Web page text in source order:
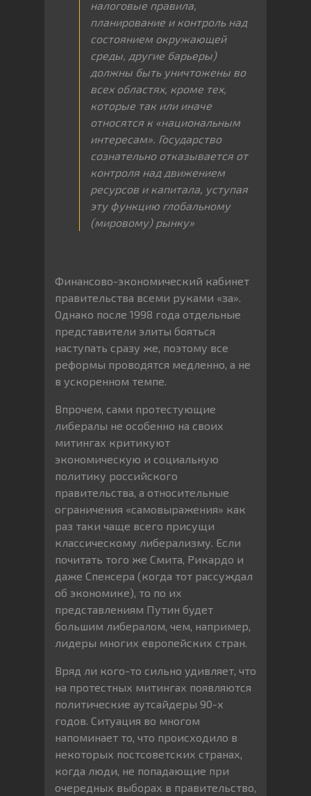
налоговые правила
планирование и контроль над
состоянием окружающей
среды другие барьеры )
должны быть уничтожены во
всехобластях, кроме тех,
которые так или иначе
относятся к «национальным
интересам» Государство
сознательно отказывается от
контроля над движением
ресурсов и капитала уступая
эту функцию глобальному
(мировому) рынку»
Финансово-экономический кабинет
правительства всеми руками «за».
Однако после 1998 года отдельные
представители элиты бояться
наступать сразу же, поэтому все
реформы проводятся медленно, а не
в ускоренном темпе.
Впрочем, сами протестующие
либералы не особенно на своих
митингах критикуют
экономическую и социальную
политику российского
правительства, а относительные
ограничения «самовыражения» как
раз таки чаще всего присущи
классическому либерализму. Если
почитать того же Смита, Рикардо и
даже Спенсера (когда тот рассуждал
об экономике), то по их
представлениям Путин будет
большим либералом, чем, например,
лидеры многих европейских стран.
Вряд ли кого-то сильно удивляет, что
на протестных митингах появляются
политические аутсайдеры 90-х
годов. Ситуация во многом
напоминает то, что происходило в
некоторых постсоветских странах,
когда люди, не попадающие при
очередных выборах в правительство,